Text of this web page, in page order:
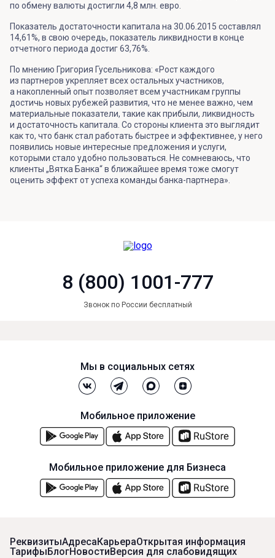
по обмену валюты достигли 4,8 млн. евро.
Показатель достаточности капитала на 30.06.2015 составлял
14,61%, в свою очередь, показатель ликвидности в конце
отчетного периода достиг 63,76%.
По мнению Григория Гусельникова: «Рост каждого
из партнеров укрепляет всех остальных участников,
а накопленный опыт позволяет всем участникам группы
достичь новых рубежей развития, что не менее важно, чем
материальные показатели, такие как прибыли, ликвидность
и достаточность капитала. Со стороны клиента это выглядит
как то, что банк стал работать быстрее и эффективнее, у него
появились новые интересные предложения и услуги,
которыми стало удобно пользоваться. Не сомневаюсь, что
клиенты „Вятка Банка“ в ближайшее время тоже смогут
оценить эффект от успеха команды банка-партнера».
8 (800) 1001-777
Звонок по России бесплатный
РеквизитыАдресаКарьераОткрытая информация
ТарифыБлогНовостиВерсия для слабовидящих
Мы в социальных сетях
Мобильное приложение
Мобильное приложение для Бизнеса